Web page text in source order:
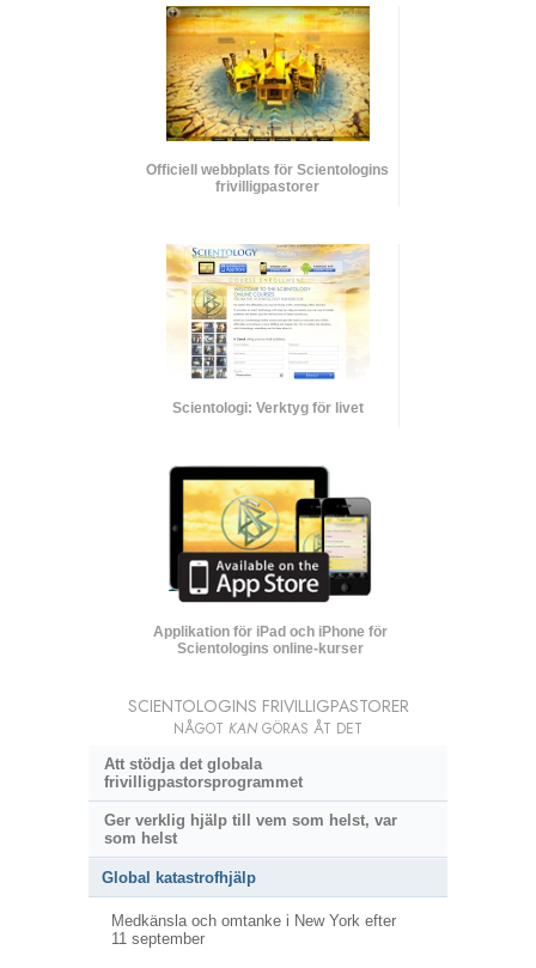
Officiell webbplats för Scientologins
frivilligpastorer
Scientologi: Verktyg för livet
Applikation för iPad och iPhone för
Scientologins online-kurser
SCIENTOLOGINS FRIVILLIGPASTORER
NÅGOT KAN GÖRAS ÅT DET
Att stödja det globala
frivilligpastorsprogrammet
Ger verklig hjälp till vem som helst, var
som helst
Global katastrofhjälp
Medkänsla och omtanke i New York efter
11 september